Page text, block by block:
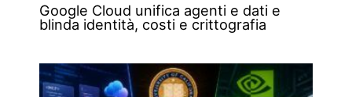
Google Cloud unifica agenti e dati e
blinda identità, costi e crittografia